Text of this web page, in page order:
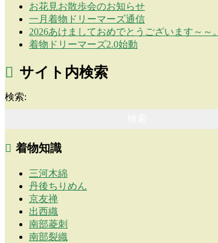
お花見お散歩会のお知らせ
一月着物ドリーマーズ通信
2026あけましておめでとうございます～～。
着物ドリーマーズ2.0始動
サイト内検索
検索:
着物知識
三河木綿
丹後ちりめん
京友禅
出西織
南部菱刺
南部裂織